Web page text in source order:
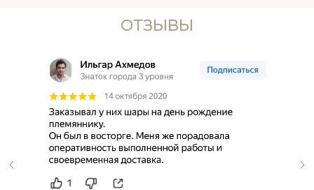
ОТЗЫВЫ